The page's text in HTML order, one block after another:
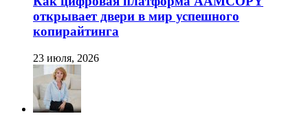
открывает двери в мир успешного
копирайтинга
23 июля, 2026